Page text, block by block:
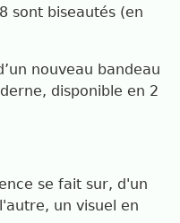
sont biseautés (en
nouveau bandeau
disponible en 2
se fait sur, d'un
un visuel en